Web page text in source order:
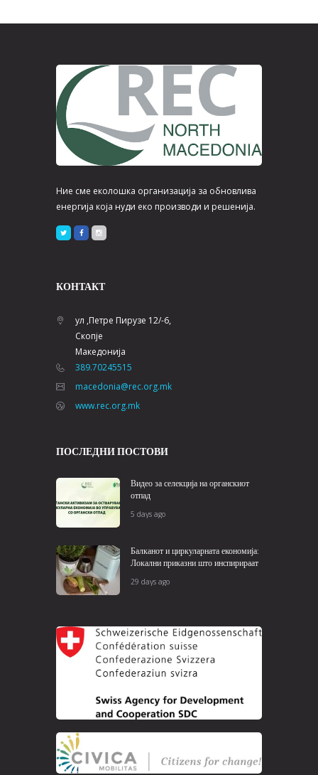
Ние сме еколошка организација за обновлива
енергија која нуди еко производи и решенија.
КОНТАКТ
ул ,Петре Пирузе 12/-6,
Скопје
Македонија
389.70245515
macedonia@rec.org.mk
www.rec.org.mk
ПОСЛЕДНИ ПОСТОВИ
Видео за селекција на органскиот
отпад
5 days ago
Балканот и циркуларната економија:
Локални приказни што инспирираат
29 days ago